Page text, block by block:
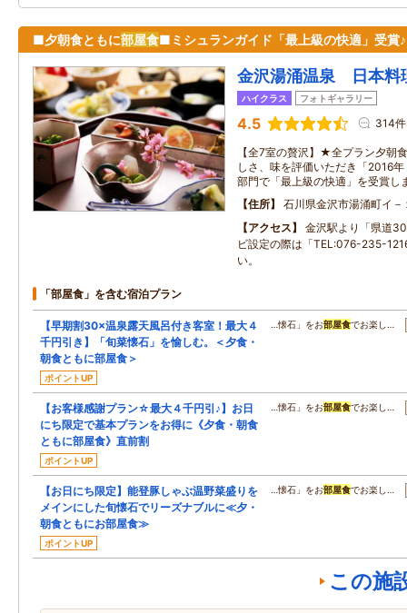
■夕朝食ともに部屋食■ミシュランガイド「最上級の快適」受賞♪
金沢湯涌温泉 日本料
ハイクラス フォトギャラリー
4.5 314件
【全7室の贅沢】★全プラン夕朝
しさ、味を評価いただき「2016
部門で「最上級の快適」を受賞し
住所
石川県金沢市湯涌町イ－
アクセス
金沢駅より「県道
ビ設定の際は「TEL:076-235-
い。
「部屋食」を含む宿泊プラン
【早期割30×温泉露天風呂付き客室！最大４
千円引き】「旬菜懐石」を愉しむ。＜夕食・
朝食ともに部屋食＞
ポイントUP
…懐石」をお部屋食でお楽し…
【お客様感謝プラン☆最大４千円引♪】お日
にち限定で基本プランをお得に《夕食・朝食
ともに部屋食》直前割
ポイントUP
…懐石」をお部屋食でお楽し…
【お日にち限定】能登豚しゃぶ温野菜盛りを
メインにした旬懐石でリーズナブルに≪夕・
朝食ともにお部屋食≫
ポイントUP
…懐石」をお部屋食でお楽し…
この施